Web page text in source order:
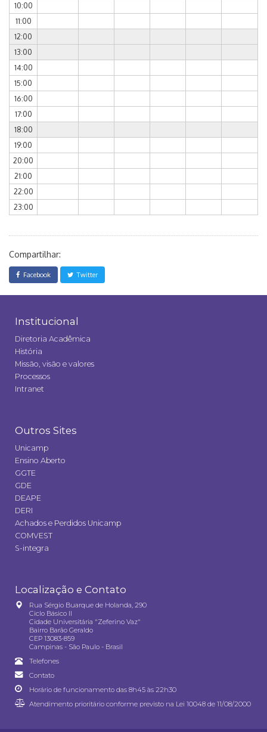
10:00
11:00
12:00
13:00
14:00
15:00
16:00
17:00
18:00
19:00
20:00
21:00
22:00
23:00
Compartilhar:
Facebook Twitter
Institucional
Diretoria Acadêmica
História
Missão, visão e valores
Processos
Intranet
Outros Sites
Unicamp
Ensino Aberto
GGTE
GDE
DEAPE
DERI
Achados e Perdidos Unicamp
COMVEST
S-integra
Localização e Contato
Rua Sérgio Buarque de Holanda, 290
Ciclo Básico II
Cidade Universitária "Zeferino Vaz"
Bairro Barão Geraldo
CEP 13083-859
Campinas - São Paulo - Brasil
Telefones
Contato
Horário de funcionamento das 8h45 às 22h30
Atendimento prioritário conforme previsto na Lei 10048 de 11/08/2000